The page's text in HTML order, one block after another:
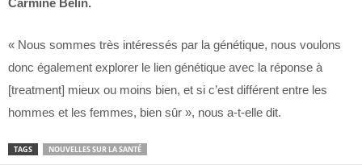
Carmine Belin.
« Nous sommes très intéressés par la génétique, nous voulons
donc également explorer le lien génétique avec la réponse à
[treatment] mieux ou moins bien, et si c’est différent entre les
hommes et les femmes, bien sûr », nous a-t-elle dit.
TAGS NOUVELLES SUR LA SANTÉ